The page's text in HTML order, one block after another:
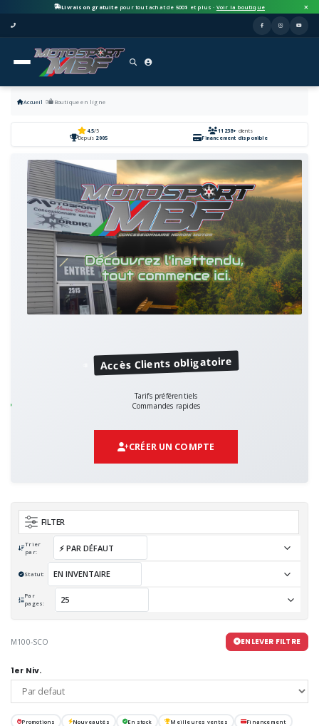
Livraison gratuite pour tout achat de 500$ et plus · Voir la boutique
Accueil Boutique en ligne
4.5/5 11238+ clients
Depuis 2005 Financement disponible
Accès Clients obligatoire
Tarifs préférentiels
Commandes rapides
CRÉER UN COMPTE
FILTER
Trier
par:
Statut:
Par
pages:
M100-SCO ENLEVER FILTRE
1er Niv.
Promotions Nouveautés En stock Meilleures ventes Financement